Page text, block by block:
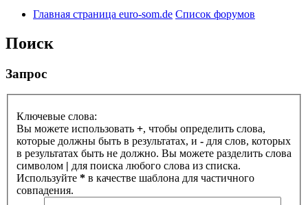
Главная страница euro-som.de Список форумов
Поиск
Запрос
Ключевые слова:
Вы можете использовать +, чтобы определить слова,
которые должны быть в результатах, и - для слов, которых
в результатах быть не должно. Вы можете разделить слова
символом | для поиска любого слова из списка.
Используйте * в качестве шаблона для частичного
совпадения.